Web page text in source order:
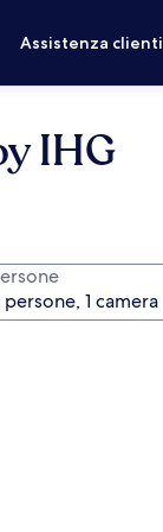
Assistenza clienti
IHG